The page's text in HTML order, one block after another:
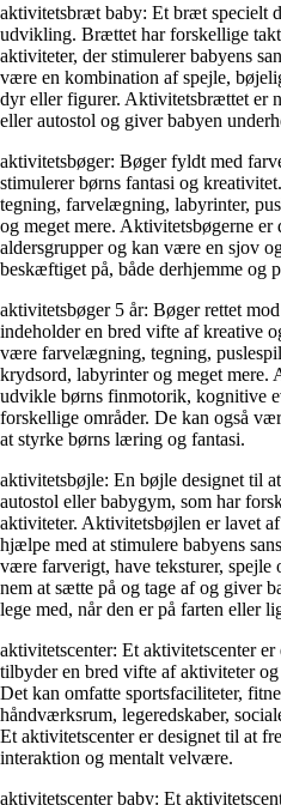
aktivitetsbræt baby: Et bræt specielt
udvikling. Brættet har forskellige
aktiviteter, der stimulerer babyens
være en kombination af spejle,
dyr eller figurer. Aktivitetsbrættet er
eller autostol og giver babyen
aktivitetsbøger: Bøger fyldt med
stimulerer børns fantasi og
tegning, farvelægning, labyrinter,
og meget mere. Aktivitetsbøgerne
aldersgrupper og kan være en sjov
beskæftiget på, både derhjemme og
aktivitetsbøger 5 år: Bøger rettet
indeholder en bred vifte af kreative
være farvelægning, tegning,
krydsord, labyrinter og meget mere.
udvikle børns finmotorik, kognitive
forskellige områder. De kan også
at styrke børns læring og fantasi.
aktivitetsbøjle: En bøjle designet til
autostol eller babygym, som har
aktiviteter. Aktivitetsbøjlen er lavet
hjælpe med at stimulere babyens
være farverigt, have teksturer,
nem at sætte på og tage af og giver
lege med, når den er på farten eller
aktivitetscenter: Et aktivitetscenter
tilbyder en bred vifte af aktiviteter
Det kan omfatte sportsfaciliteter,
håndværksrum, legeredskaber,
Et aktivitetscenter er designet til at
interaktion og mentalt velvære.
aktivitetscenter baby: Et